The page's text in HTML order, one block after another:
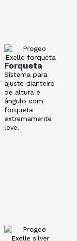
Forqueta
Sistema para
ajuste dianteiro
de altura e
ângulo com
forqueta
extremamente
leve.